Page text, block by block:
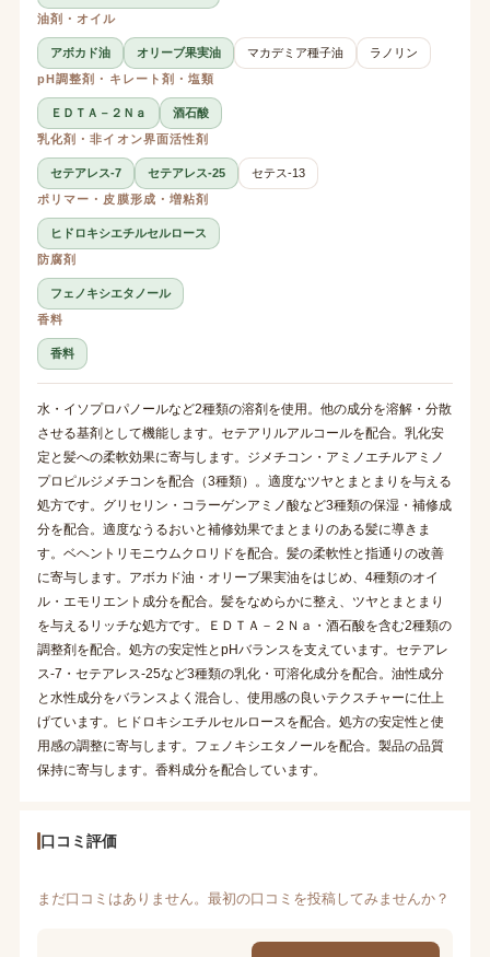
油剤・オイル
アボカド油 オリーブ果実油 マカデミア種子油
ラノリン
pH調整剤・キレート剤・塩類
ＥＤＴＡ－２Ｎａ
酒石酸
乳化剤・非イオン界面活性剤
セテアレス-7 セテアレス-25
セテス-13
ポリマー・皮膜形成・増粘剤
ヒドロキシエチルセルロース
防腐剤
フェノキシエタノール
香料
香料
水・イソプロパノールなど2種類の溶剤を使用。他の成分を溶解・分散
させる基剤として機能します。セテアリルアルコールを配合。乳化安
定と髪への柔軟効果に寄与します。ジメチコン・アミノエチルアミノ
プロピルジメチコンを配合（3種類）。適度なツヤとまとまりを与える
処方です。グリセリン・コラーゲンアミノ酸など3種類の保湿・補修成
分を配合。適度なうるおいと補修効果でまとまりのある髪に導きま
す。ベヘントリモニウムクロリドを配合。髪の柔軟性と指通りの改善
に寄与します。アボカド油・オリーブ果実油をはじめ、4種類のオイ
ル・エモリエント成分を配合。髪をなめらかに整え、ツヤとまとまり
を与えるリッチな処方です。ＥＤＴＡ－２Ｎａ・酒石酸を含む2種類の
調整剤を配合。処方の安定性とpHバランスを支えています。セテアレ
ス-7・セテアレス-25など3種類の乳化・可溶化成分を配合。油性成分
と水性成分をバランスよく混合し、使用感の良いテクスチャーに仕上
げています。ヒドロキシエチルセルロースを配合。処方の安定性と使
用感の調整に寄与します。フェノキシエタノールを配合。製品の品質
保持に寄与します。香料成分を配合しています。
口コミ評価
まだ口コミはありません。最初の口コミを投稿してみませんか？